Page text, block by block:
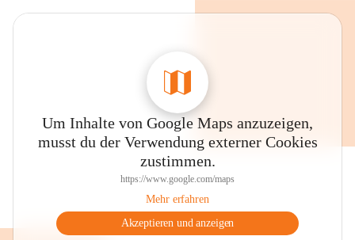
Um Inhalte von Google Maps anzuzeigen,
musst du der Verwendung externer Cookies
zustimmen.
https://www.google.com/maps
Mehr erfahren
Akzeptieren und anzeigen